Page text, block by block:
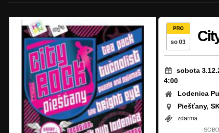
PRO
so 03
sobota
4:00
Lodenica
Piešťany,
zdarma